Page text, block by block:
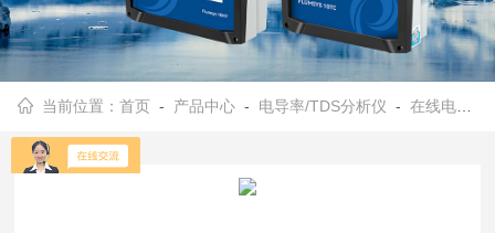
当前位置：首页 - 产品中心 - 电导率/TDS分析仪 -在线电导率/TDS分析仪